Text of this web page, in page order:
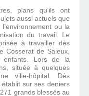
plans qu’ils ont
aussi actuels que
l’environnement ou la
du travail. Le
à travailler dès
Cosserat de Saleux,
enfants. Lors de la
située à quelques
ville-hôpital. Dès
sur ses deniers
grands blessés au